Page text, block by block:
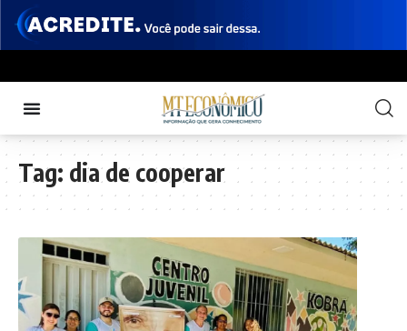
Tag: dia de cooperar